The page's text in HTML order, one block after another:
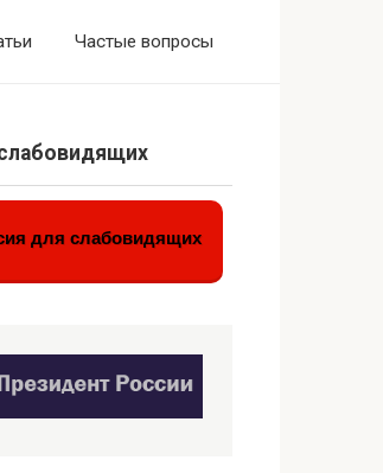
Частые вопросы
для слабовидящих